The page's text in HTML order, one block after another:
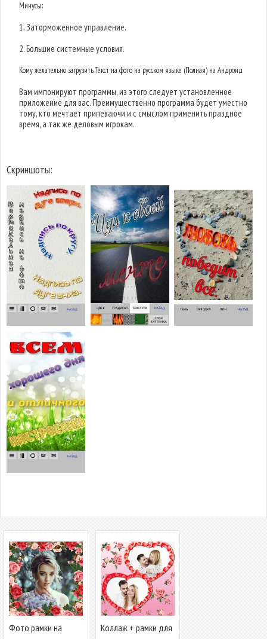
Минусы:
1. Заторможенное управление.
2. Большие системные условия.
Кому желательно загрузить Текст на фото на русском языке (Полная) на Андроид
Вам импонируют программы, из этого следует установленное
приложение для вас. Преимущественно программа будет уместно
тому, кто мечтает припеваючи и с смыслом применить праздное
время, а так же деловым игрокам.
Скриншоты:
Фото рамки на
Коллаж + рамки для